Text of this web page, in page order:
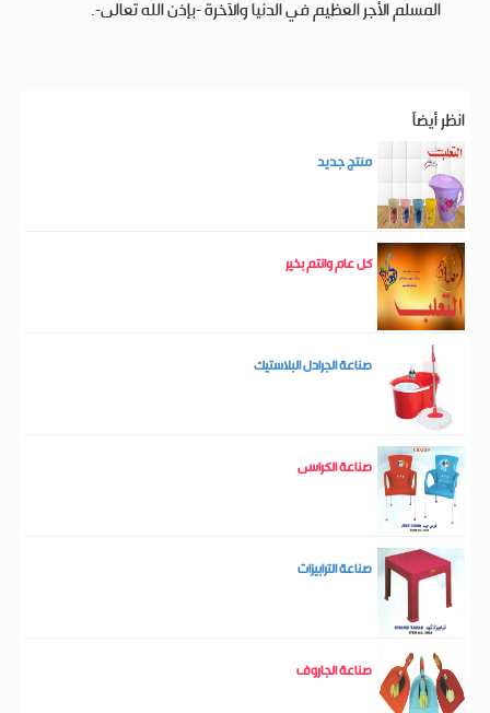
المسلم الأجر العظيم في الدنيا والآخرة -بإذن الله تعالى-.
انظر أيضاَ
منتج جديد
كل عام وانتم بخير
صناعة الجرادل البلاستيك
صناعة الكراسى
صناعة الترابيزات
صناعة الجاروف